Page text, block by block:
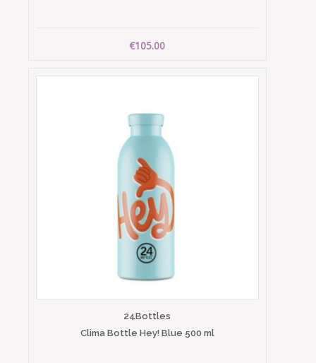
€105.00
24Bottles
Clima Bottle Hey! Blue 500 ml